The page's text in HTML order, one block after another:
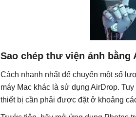
Sao chép thư viện ảnh bằng
Cách nhanh nhất để chuyển một số
máy Mac khác là sử dụng AirDrop.
thiết bị cần phải được đặt ở khoảng